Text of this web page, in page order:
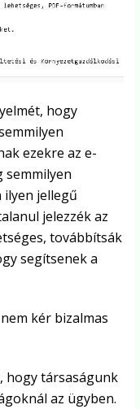
hogy
ezekre az e-
semmilyen
ilyen jellegű
jelezzék az
továbbítsák
segítsenek a
kér bizalmas
hogy társaságunk
az ügyben.